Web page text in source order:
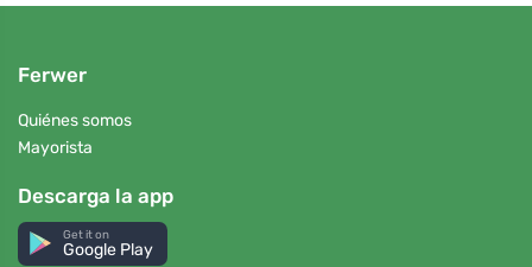
Ferwer
Quiénes somos
Mayorista
Descarga la app
Get it on
Google Play